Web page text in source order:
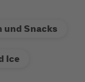
und Snacks
Ice